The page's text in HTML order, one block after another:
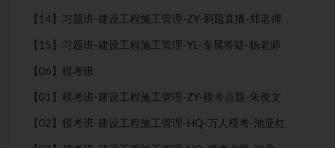
【14】习题班-建设工程施工管理-ZY-刷题直播-郑老师
【15】习题班-建设工程施工管理-YL-专属答疑-杨老师
【06】模考班
【01】模考班-建设工程施工管理-ZY-模考点题-朱俊文
【02】模考班-建设工程施工管理-HQ-万人模考-池亚红